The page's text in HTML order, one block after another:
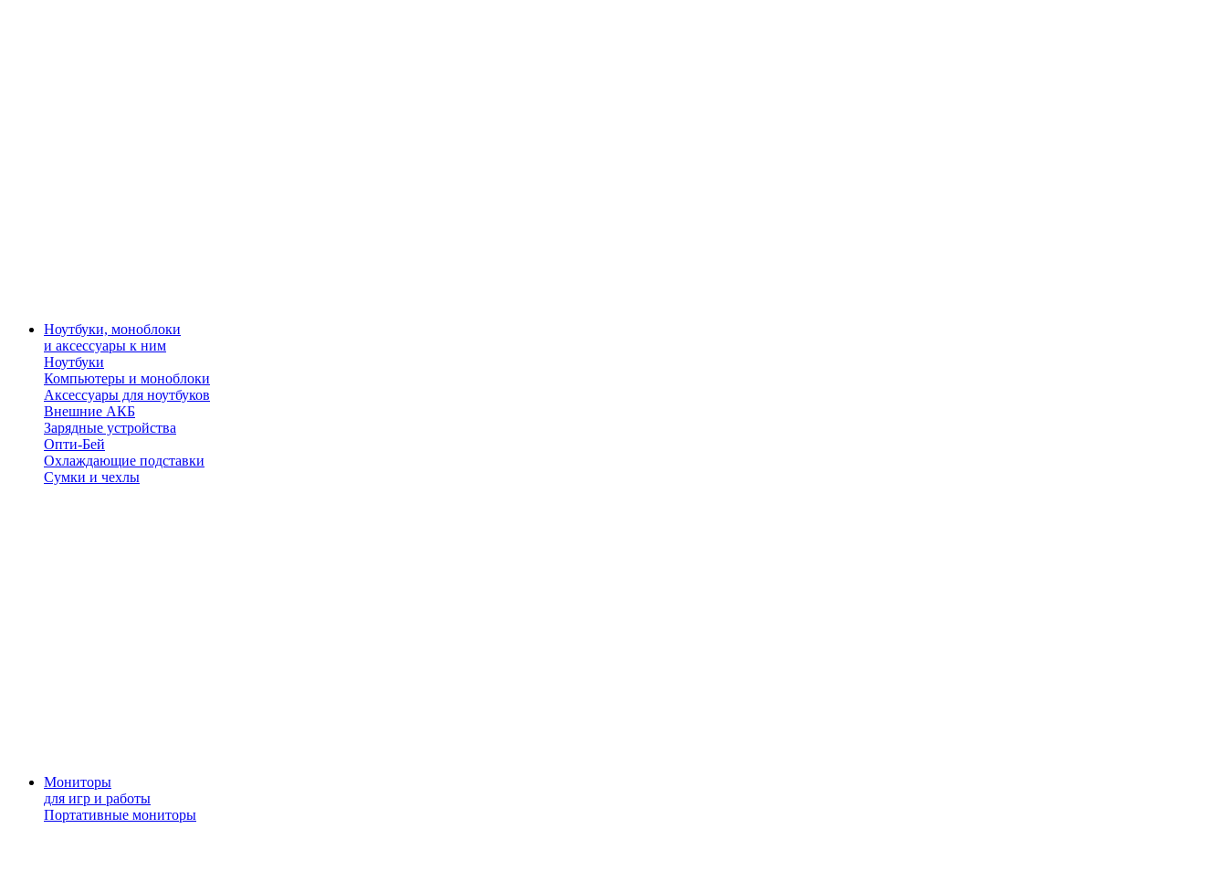
Ноутбуки, моноблоки
и аксессуары к ним
Ноутбуки
Компьютеры и моноблоки
Аксессуары для ноутбуков
Внешние АКБ
Зарядные устройства
Опти-Бей
Охлаждающие подставки
Сумки и чехлы
Мониторы
для игр и работы
Портативные мониторы